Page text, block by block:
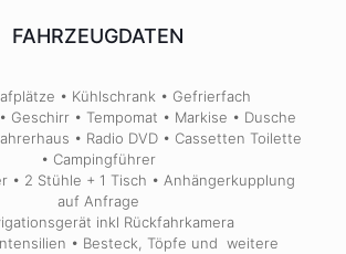
FAHRZEUGDATEN
• Kühlschrank • Gefrierfach
Geschirr • Tempomat • Markise • Dusche
• Radio DVD • Cassetten Toilette
• Campingführer
• 2 Stühle + 1 Tisch • Anhängerkupplung
auf Anfrage
inkl Rückfahrkamera
• Besteck, Töpfe und weitere